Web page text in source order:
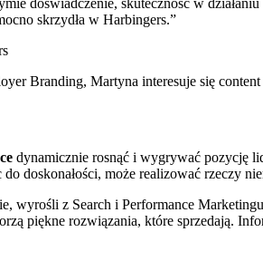
skrzydła w Harbingers.”
Branding, Martyna interesuje się
dynamicznie rosnąć i wygrywać pozycję
doskonałości, może realizować rzeczy
wyrośli z Search i Performance
piękne rozwiązania, które sprzedają.